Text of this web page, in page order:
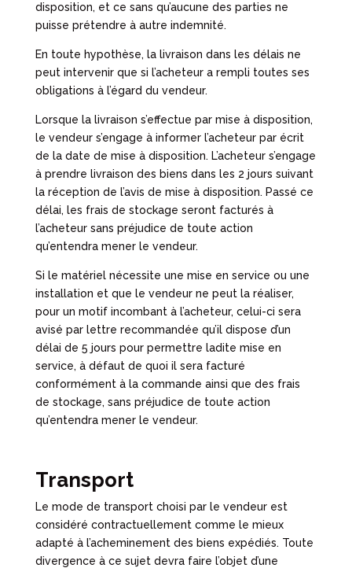
disposition, et ce sans qu’aucune des parties ne
puisse prétendre à autre indemnité.
En toute hypothèse, la livraison dans les délais ne
peut intervenir que si l’acheteur a rempli toutes ses
obligations à l’égard du vendeur.
Lorsque la livraison s’effectue par mise à disposition,
le vendeur s’engage à informer l’acheteur par écrit
de la date de mise à disposition. L’acheteur s’engage
à prendre livraison des biens dans les 2 jours suivant
la réception de l’avis de mise à disposition. Passé ce
délai, les frais de stockage seront facturés à
l’acheteur sans préjudice de toute action
qu’entendra mener le vendeur.
Si le matériel nécessite une mise en service ou une
installation et que le vendeur ne peut la réaliser,
pour un motif incombant à l’acheteur, celui-ci sera
avisé par lettre recommandée qu’il dispose d’un
délai de 5 jours pour permettre ladite mise en
service, à défaut de quoi il sera facturé
conformément à la commande ainsi que des frais
de stockage, sans préjudice de toute action
qu’entendra mener le vendeur.
Transport
Le mode de transport choisi par le vendeur est
considéré contractuellement comme le mieux
adapté à l’acheminement des biens expédiés. Toute
divergence à ce sujet devra faire l’objet d’une